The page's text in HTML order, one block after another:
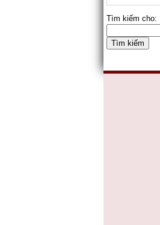
Tìm kiếm cho: